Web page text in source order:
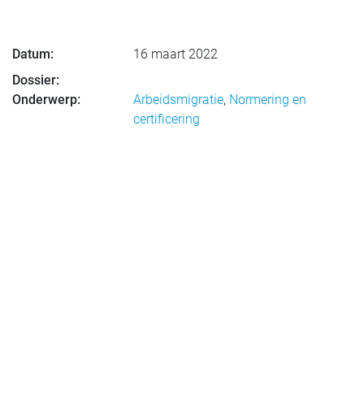
Datum:
16 maart 2022
Dossier:
Onderwerp:
Arbeidsmigratie, Normering en
certificering